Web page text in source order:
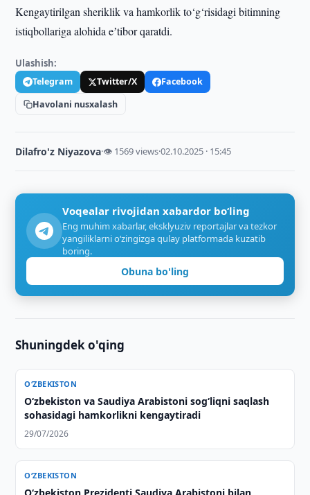
Kengaytirilgan sheriklik va hamkorlik to‘g‘risidagi bitimning
istiqbollariga alohida eʼtibor qaratdi.
Ulashish:
Telegram Twitter/X
Facebook
Havolani nusxalash
Dilafro'z Niyazova·👁 1569 views·02.10.2025 · 15:45
Voqealar rivojidan xabardor bo‘ling
Eng muhim xabarlar, eksklyuziv reportajlar va tezkor
yangiliklarni o‘zingizga qulay platformada kuzatib
boring.
Obuna bo'ling
Shuningdek o'qing
O‘ZBEKISTON
Oʻzbekiston va Saudiya Arabistoni sogʻliqni saqlash
sohasidagi hamkorlikni kengaytiradi
29/07/2026
O‘ZBEKISTON